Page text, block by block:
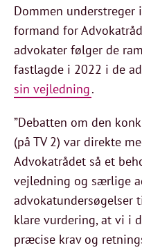
Dommen understreger
formand for
advokater følger de
fastlagde i 2022 i de
sin vejledning.
”Debatten om den
(på TV 2) var direkte
Advokatrådet så et
vejledning og særlige
advokatundersøgelser
klare vurdering, at vi i
præcise krav og